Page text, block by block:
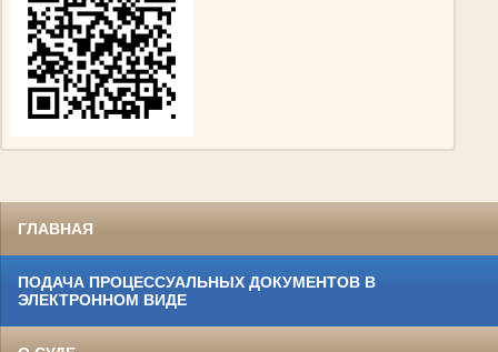
Гизатуллин Ярулла Хикматович
Участник Великой Отечественной войны
нарсудья Тумутукского(ныне Азнакаевского) народного суда с 1954 по 1957гг.
медалями «За Победу над Германией в Великой Отечественной войне
«За доблестный труд в Великой Отечественной войне 1941-1945гг.»
народный судья Тумутукского(ныне Азнакаевского) народного суда.
ГЛАВНАЯ
ПОДАЧА ПРОЦЕССУАЛЬНЫХ ДОКУМЕНТОВ В
ЭЛЕКТРОННОМ ВИДЕ